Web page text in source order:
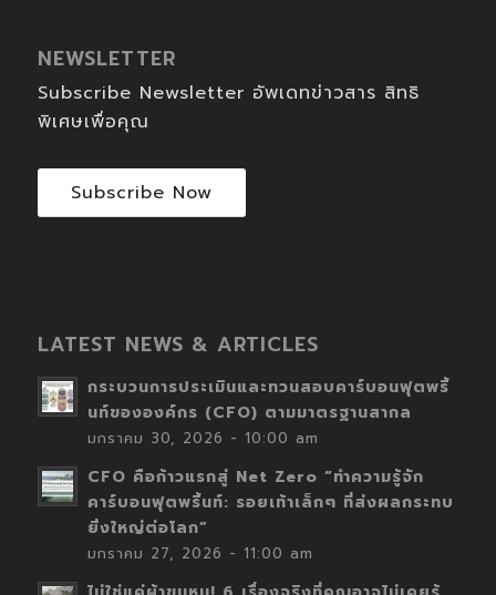
NEWSLETTER
Subscribe Newsletter อัพเดทข่าวสาร สิทธิ
พิเศษเพื่อคุณ
Subscribe Now
LATEST NEWS & ARTICLES
กระบวนการประเมินและทวนสอบคาร์บอนฟุตพริ้
นท์ขององค์กร (CFO) ตามมาตรฐานสากล
มกราคม 30, 2026 - 10:00 am
CFO คือก้าวแรกสู่ Net Zero “ทำความรู้จัก
คาร์บอนฟุตพริ้นท์: รอยเท้าเล็กๆ ที่ส่งผลกระทบ
ยิ่งใหญ่ต่อโลก”
มกราคม 27, 2026 - 11:00 am